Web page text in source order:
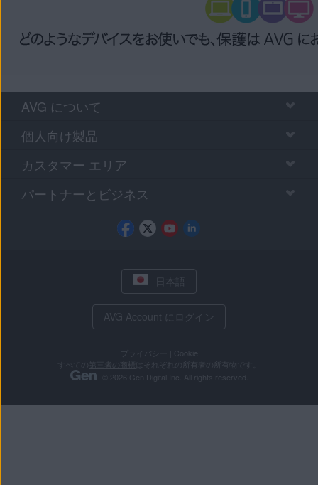
AVG について
個人向け製品
カスタマー エリア
パートナーとビジネス
日本語
AVG Account にログイン
プライバシー
Cookie
第三者の商標
はそれぞれの所有者の所有物です。
© 2026 Gen Digital Inc. All rights reserved.